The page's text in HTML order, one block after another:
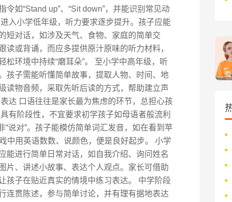
如“Stand up”、“Sit down”，并能识别常见动
入小学低年级，听力要求逐步提升。孩子应能
短对话，如涉及天气、食物、家庭的简单交
或背诵，而应多提供原汁原味的听力材料，
环境中持续“磨耳朵”。 至小学中高年级，听
孩子需能听懂简单故事，提取人物、时间、地
读物音频，采取先听后读的方式，帮助建立声
达 口语往往是家长最为焦虑的环节，总担心孩
有阶段性，不宜要求初学孩子如母语者般流利
“说对”。孩子能模仿简单词汇发音，如在看到苹
中用英语数数、说颜色，便是良好起步。 小学
能进行简单日常对话，如自我介绍、询问姓名
片、讲述小故事、表达个人观点。家长可借助
孩子在贴近真实的情境中练习表达。 中学阶段
连贯陈述，参与简单讨论，并有理有据地表达